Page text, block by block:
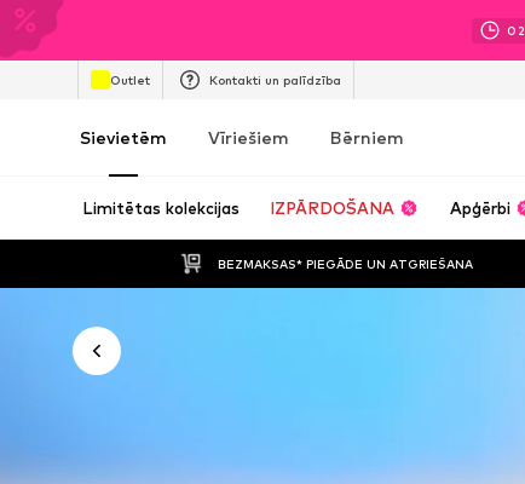
02
Outlet Kontakti un palīdzība
Sievietēm Vīriešiem Bērniem
Limitētas kolekcijas IZPĀRDOŠANA Apģērbi
BEZMAKSAS* PIEGĀDE UN ATGRIEŠANA